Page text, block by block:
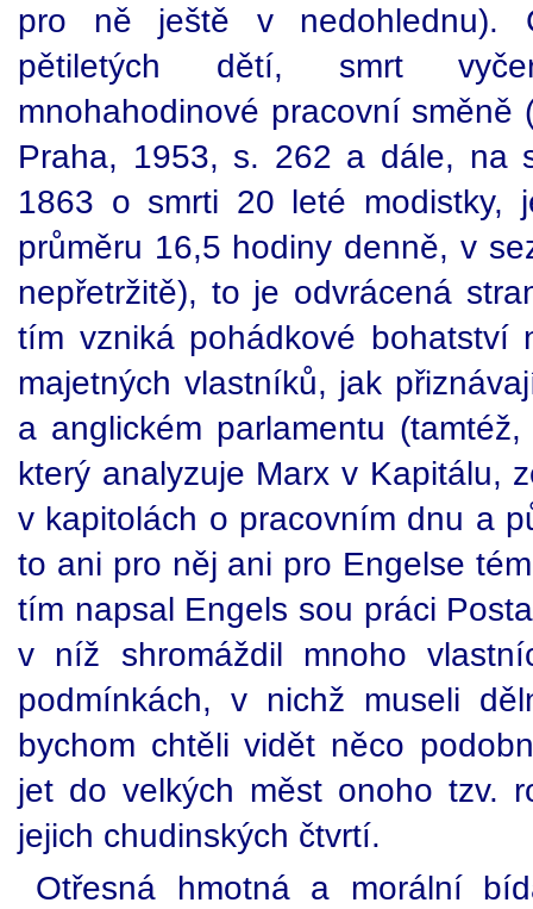
pro ně ještě v nedohlednu).
pětiletých dětí, smrt
mnohahodinové pracovní
Praha, 1953, s. 262 a dále, na
1863 o smrti 20 leté modistky,
průměru 16,5 hodiny denně, v
nepřetržitě), to je odvrácená
tím vzniká pohádkové bohatství
majetných vlastníků, jak
a anglickém parlamentu
který analyzuje Marx v Kapitálu,
v kapitolách o pracovním dnu a
to ani pro něj ani pro Engelse
tím napsal Engels sou práci
v níž shromáždil mnoho
podmínkách, v nichž museli
bychom chtěli vidět něco
jet do velkých měst onoho tzv.
jejich chudinských čtvrtí.
Otřesná hmotná a morální